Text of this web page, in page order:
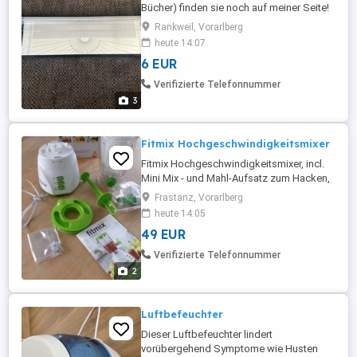
3
Bücher) finden sie noch auf meiner Seite!
Rankweil, Vorarlberg
heute 14:07
6 EUR
Verifizierte Telefonnummer
2
Fitmix Hochgeschwindigkeitsmixer
Fitmix Hochgeschwindigkeitsmixer, incl.
Mini Mix - und Mahl-Aufsatz zum Hacken,
Stößel uns Rezeptbuch, original verpackt,
NEU, unbenutzt,
Frastanz, Vorarlberg
heute 14:05
49 EUR
Verifizierte Telefonnummer
Luftbefeuchter
Dieser Luftbefeuchter lindert
vorübergehend Symptome wie Husten